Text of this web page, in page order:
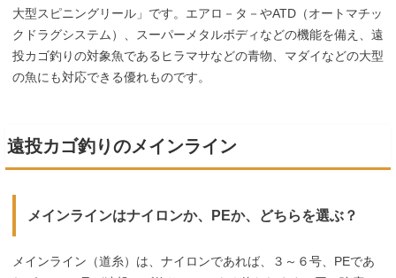
大型スピニングリール」です。エアロ－タ－やATD（オートマチッ
クドラグシステム）、スーパーメタルボディなどの機能を備え、遠
投カゴ釣りの対象魚であるヒラマサなどの青物、マダイなどの大型
の魚にも対応できる優れものです。
遠投カゴ釣りのメインライン
メインラインはナイロンか、PEか、どちらを選ぶ？
メインライン（道糸）は、ナイロンであれば、３～６号、PEであ